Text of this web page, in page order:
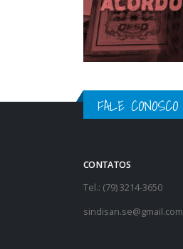
FALE CONOSCO
CONTATOS
Tel.: (79) 3214-3650
sindisan.se@gmail.com